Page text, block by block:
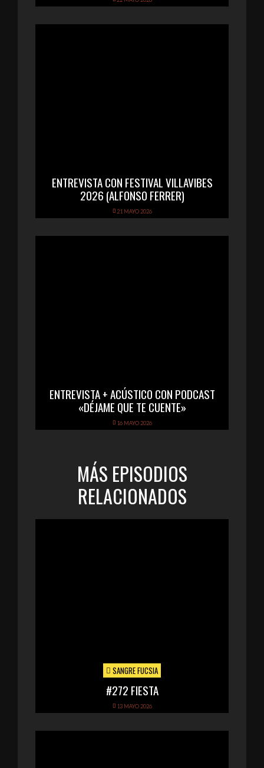
ENTREVISTA CON FESTIVAL VILLAVIBES
2026 (ALFONSO FERRER)
21 MAYO 2026
ENTREVISTA + ACÚSTICO CON PODCAST
«DÉJAME QUE TE CUENTE»
16 MAYO 2026
MÁS EPISODIOS
RELACIONADOS
SANGRE FUCSIA
#272 FIESTA
13 MAYO 2026